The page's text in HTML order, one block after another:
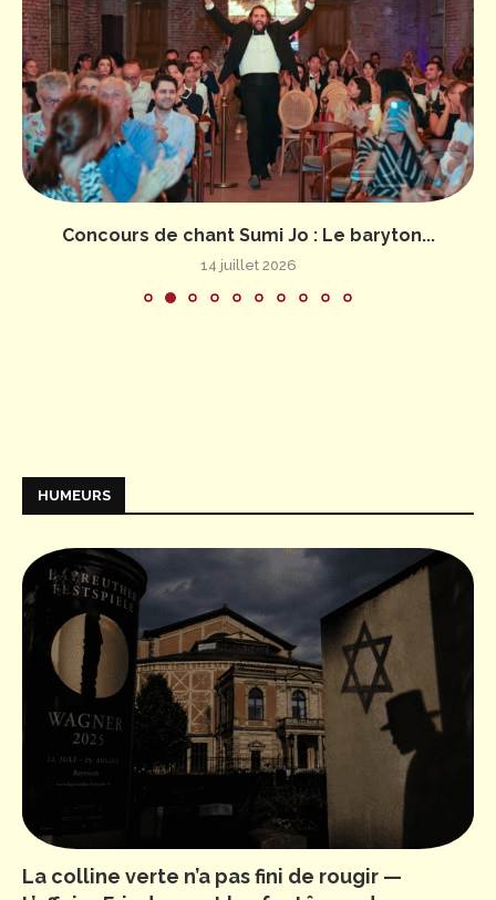
Concours de chant Sumi Jo : Le baryton...
14 juillet 2026
HUMEURS
La colline verte n’a pas fini de rougir —